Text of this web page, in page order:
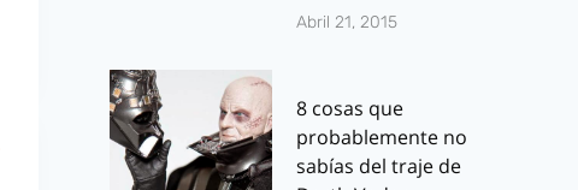
Abril 21, 2015
8 cosas que
probablemente no
sabías del traje de